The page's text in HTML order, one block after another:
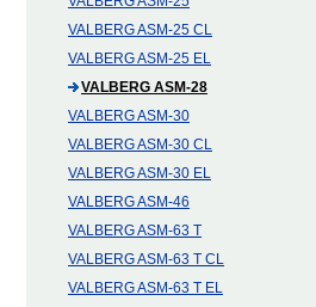
VALBERG ASM-25 CL
VALBERG ASM-25 EL
VALBERG ASM-28
VALBERG ASM-30
VALBERG ASM-30 CL
VALBERG ASM-30 EL
VALBERG ASM-46
VALBERG ASM-63 T
VALBERG ASM-63 T CL
VALBERG ASM-63 T EL